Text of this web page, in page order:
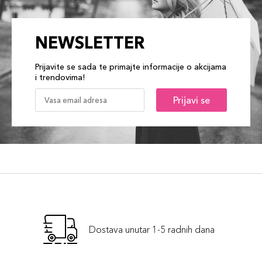
NEWSLETTER
Prijavite se sada te primajte informacije o akcijama
i trendovima!
Prijavi se
Dostava unutar 1-5 radnih dana